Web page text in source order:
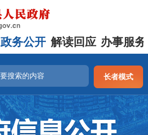
政务公开 解读回应 办事服务
长者模式